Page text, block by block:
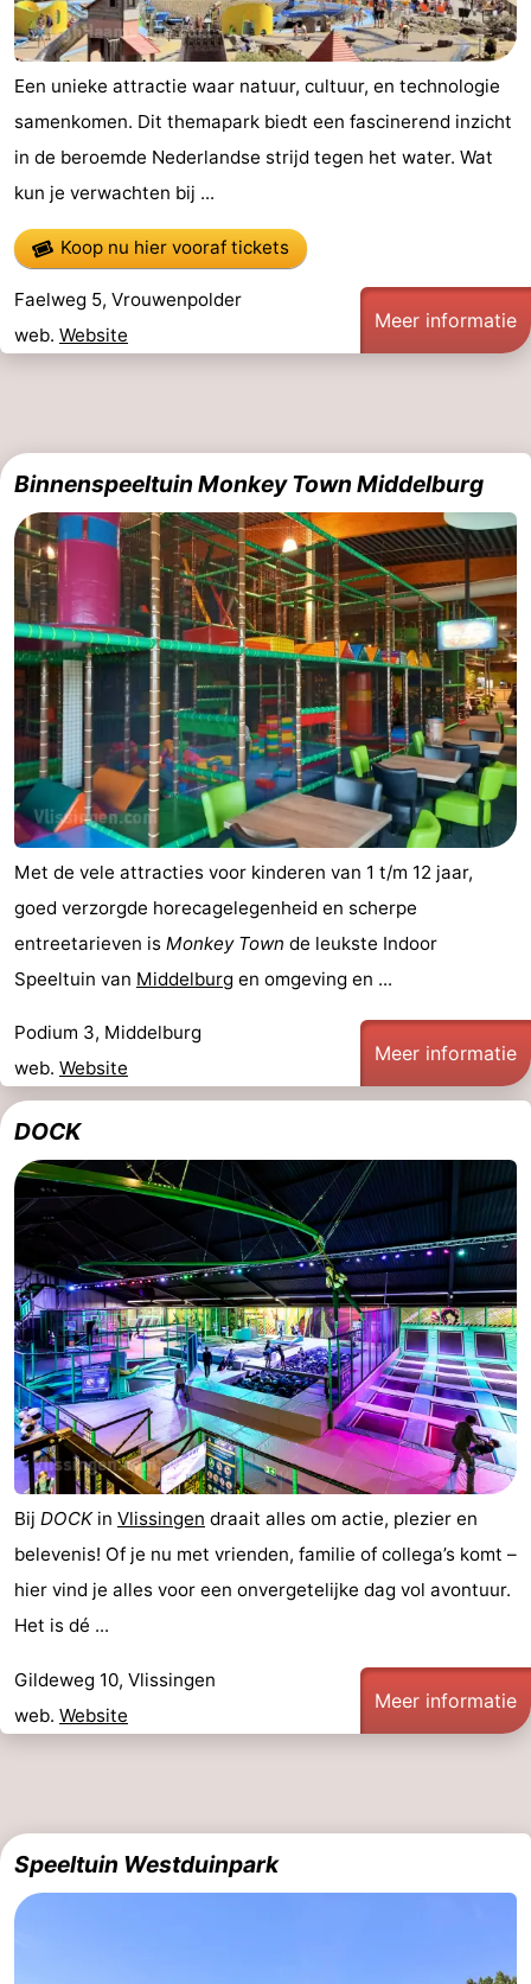
Een unieke attractie waar natuur, cultuur, en technologie
samenkomen. Dit themapark biedt een fascinerend inzicht
in de beroemde Nederlandse strijd tegen het water. Wat
kun je verwachten bij ...
Koop nu hier vooraf tickets
Faelweg 5, Vrouwenpolder
web. Website
Meer informatie
Binnenspeeltuin Monkey Town Middelburg
Met de vele attracties voor kinderen van 1 t/m 12 jaar,
goed verzorgde horecagelegenheid en scherpe
entreetarieven is Monkey Town de leukste Indoor
Speeltuin van Middelburg en omgeving en ...
Podium 3, Middelburg
web. Website
Meer informatie
DOCK
Bij DOCKin Vlissingen draait alles om actie, plezier en
belevenis! Of je nu met vrienden, familie of collega’s komt –
hier vind je alles voor een onvergetelijke dag vol avontuur.
Het is dé ...
Gildeweg 10, Vlissingen
web. Website
Meer informatie
Speeltuin Westduinpark